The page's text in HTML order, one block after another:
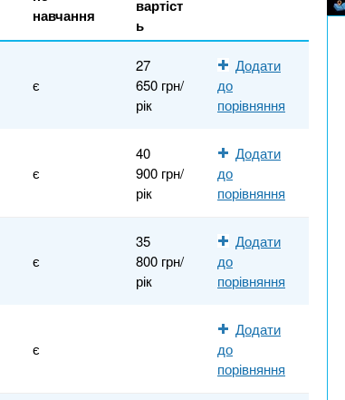
навчання
вартіст
ь
є
27
650 грн/
рік
Додати
до
порівняння
є
40
900 грн/
рік
Додати
до
порівняння
є
35
800 грн/
рік
Додати
до
порівняння
є
Додати
до
порівняння